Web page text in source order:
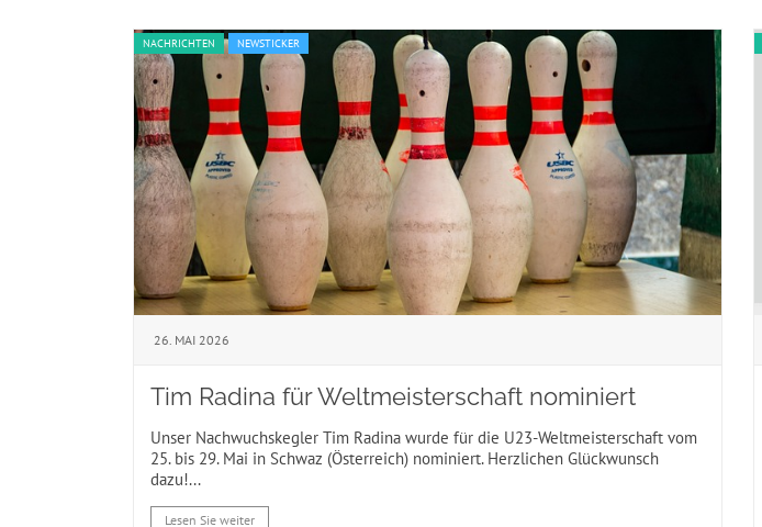
NACHRICHTEN NEWSTICKER
26. MAI 2026
Tim Radina für Weltmeisterschaft nominiert
Unser Nachwuchskegler Tim Radina wurde für die U23-Weltmeisterschaft vom
25. bis 29. Mai in Schwaz (Österreich) nominiert. Herzlichen Glückwunsch
dazu!...
Lesen Sie weiter